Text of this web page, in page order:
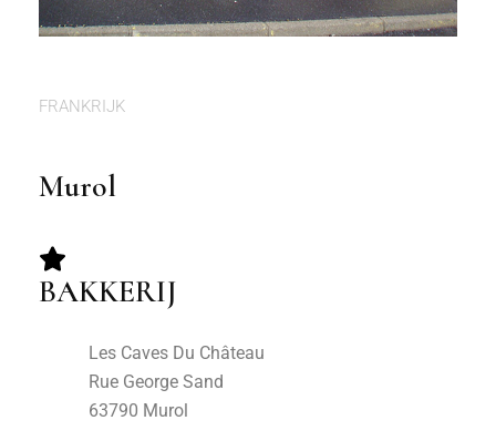
FRANKRIJK
Murol
BAKKERIJ
Les Caves Du Château
Rue George Sand
63790 Murol